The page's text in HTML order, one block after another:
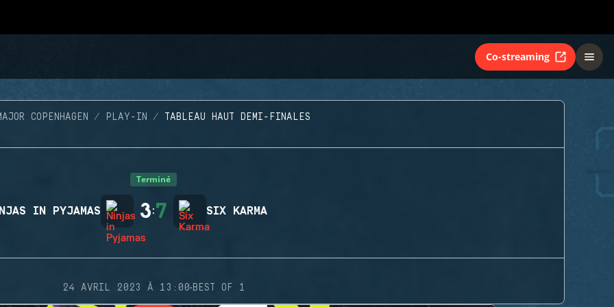
Co-streaming
COPENHAGEN PLAY-IN TABLEAU HAUT DEMI-FINALES
Terminé
IN PYJAMAS 3:7 SIX KARMA
24 AVRIL 2023 À 13:00·BEST OF 1